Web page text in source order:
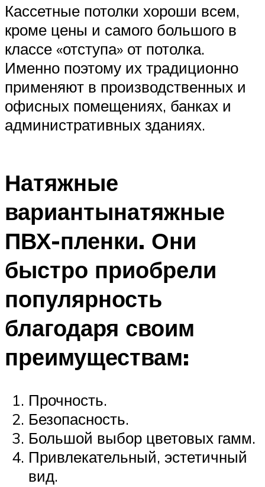
Кассетные потолки хороши всем,
кроме цены и самого большого в
классе «отступа» от потолка.
Именно поэтому их традиционно
применяют в производственных и
офисных помещениях, банках и
административных зданиях.
Натяжные
вариантынатяжные
ПВХ-пленки. Они
быстро приобрели
популярность
благодаря своим
преимуществам:
Прочность.
Безопасность.
Большой выбор цветовых гамм.
Привлекательный, эстетичный
вид.